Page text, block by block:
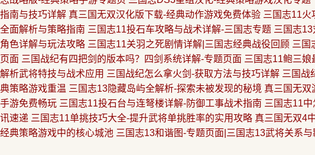
指南与技巧详解 真三国无双汉化版下载-经典动作游戏免费体验 三国志11火
全面解析与策略指南 三国志11投石车攻略与战术详解-三国志专题 三国志
角色详解与玩法攻略 三国志11关羽之死剧情详解|三国志经典战役回顾 三国
页面 三国战纪有四把剑的版本吗？四剑系统详解-专题页面 三国志11鲍三
解析武将特技与战术应用 三国战纪怎么拿火剑-获取方法与技巧详解 三国战
典策略游戏重温 三国志13隐藏岛屿全解析-探索未被发现的秘境 真三国无双
手游免费畅玩 三国志11投石台与连弩楼详解-防御工事战术指南 三国志11
讯速递 三国志11单挑技巧大全-提升武将单挑胜率的实用攻略 真三国无双4
经典策略游戏中的核心城池 三国志13和谐图-专题页面|三国志13武将关系